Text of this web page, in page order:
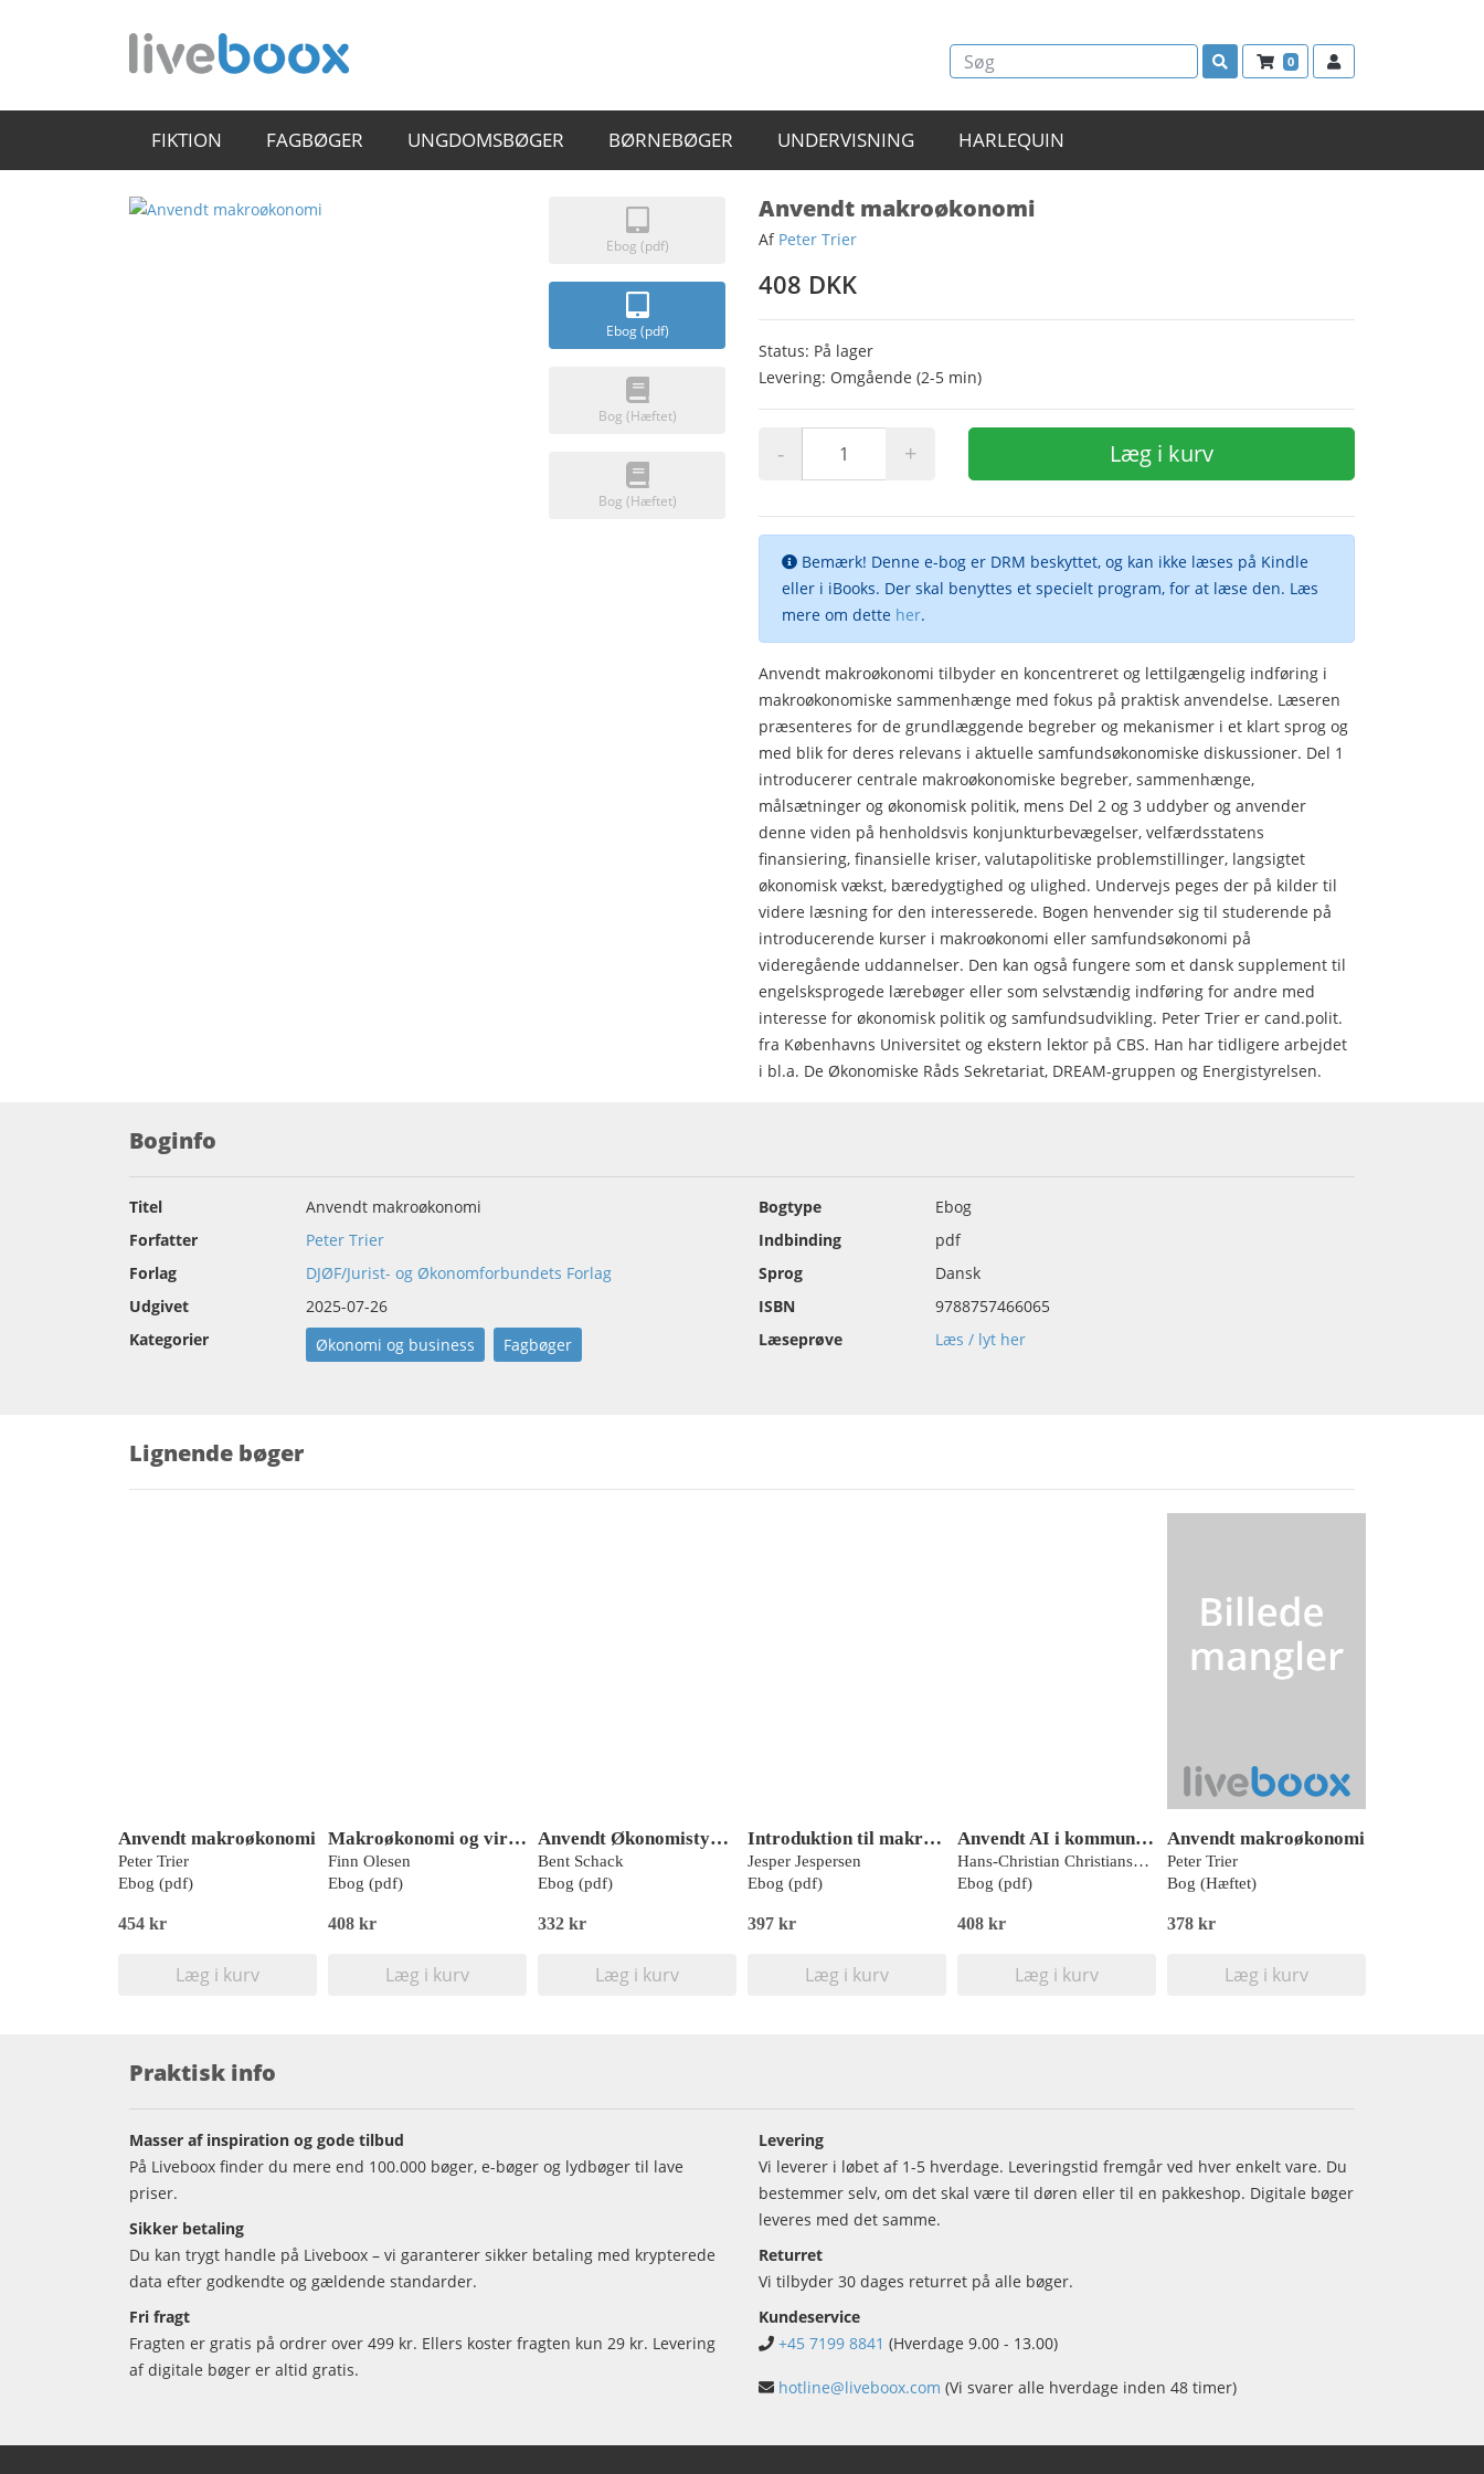
0
FIKTION FAGBØGER UNGDOMSBØGER BØRNEBØGER UNDERVISNING HARLEQUIN
Ebog (pdf)
Ebog (pdf)
Bog (Hæftet)
Bog (Hæftet)
Anvendt makroøkonomi
Af Peter Trier
408 DKK
Status: På lager
Levering: Omgående (2-5 min)
- + Læg i kurv
Bemærk! Denne e-bog er DRM beskyttet, og kan ikke læses på Kindle
eller i iBooks. Der skal benyttes et specielt program, for at læse den. Læs
mere om dette her.
Anvendt makroøkonomi tilbyder en koncentreret og lettilgængelig indføring i
makroøkonomiske sammenhænge med fokus på praktisk anvendelse. Læseren
præsenteres for de grundlæggende begreber og mekanismer i et klart sprog og
med blik for deres relevans i aktuelle samfundsøkonomiske diskussioner. Del 1
introducerer centrale makroøkonomiske begreber, sammenhænge,
målsætninger og økonomisk politik, mens Del 2 og 3 uddyber og anvender
denne viden på henholdsvis konjunkturbevægelser, velfærdsstatens
finansiering, finansielle kriser, valutapolitiske problemstillinger, langsigtet
økonomisk vækst, bæredygtighed og ulighed. Undervejs peges der på kilder til
videre læsning for den interesserede. Bogen henvender sig til studerende på
introducerende kurser i makroøkonomi eller samfundsøkonomi på
videregående uddannelser. Den kan også fungere som et dansk supplement til
engelsksprogede lærebøger eller som selvstændig indføring for andre med
interesse for økonomisk politik og samfundsudvikling. Peter Trier er cand.polit.
fra Københavns Universitet og ekstern lektor på CBS. Han har tidligere arbejdet
i bl.a. De Økonomiske Råds Sekretariat, DREAM-gruppen og Energistyrelsen.
Boginfo
Titel
Anvendt makroøkonomi
Forfatter
Peter Trier
Forlag
DJØF/Jurist- og Økonomforbundets Forlag
Udgivet
2025-07-26
Kategorier
Økonomi og business Fagbøger
Bogtype
Ebog
Indbinding
pdf
Sprog
Dansk
ISBN
9788757466065
Læseprøve
Læs / lyt her
Lignende bøger
Anvendt makroøkonomi
Peter Trier
Ebog (pdf)
454 kr
Læg i kurv
Makroøkonomi og virkelighed
Finn Olesen
Ebog (pdf)
408 kr
Læg i kurv
Anvendt Økonomistyring
Bent Schack
Ebog (pdf)
332 kr
Læg i kurv
Introduktion til makroøkonomi
Jesper Jespersen
Ebog (pdf)
397 kr
Læg i kurv
Anvendt AI i kommunikation og vidensarbejde
Hans-Christian Christiansen, Gitte Rose
Ebog (pdf)
408 kr
Læg i kurv
Anvendt makroøkonomi
Peter Trier
Bog (Hæftet)
378 kr
Læg i kurv
Praktisk info
Masser af inspiration og gode tilbud
På Liveboox finder du mere end 100.000 bøger, e-bøger og lydbøger til lave
priser.
Sikker betaling
Du kan trygt handle på Liveboox – vi garanterer sikker betaling med krypterede
data efter godkendte og gældende standarder.
Fri fragt
Fragten er gratis på ordrer over 499 kr. Ellers koster fragten kun 29 kr. Levering
af digitale bøger er altid gratis.
Levering
Vi leverer i løbet af 1-5 hverdage. Leveringstid fremgår ved hver enkelt vare. Du
bestemmer selv, om det skal være til døren eller til en pakkeshop. Digitale bøger
leveres med det samme.
Returret
Vi tilbyder 30 dages returret på alle bøger.
Kundeservice
+45 7199 8841 (Hverdage 9.00 - 13.00)
hotline@liveboox.com (Vi svarer alle hverdage inden 48 timer)